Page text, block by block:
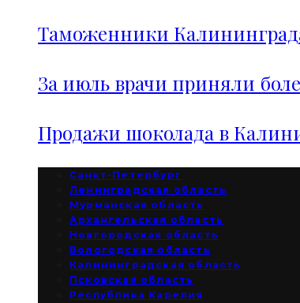
Таможенники
За июль врачи приняли
Продажи шоколада в
Санкт-Петербург
Ленинградская область
Мурманская область
Архангельская область
Новгородская область
Вологодская область
Калининградская область
Псковская область
Республика Карелия